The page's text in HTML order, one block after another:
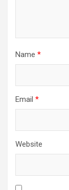
Name *
Email *
Website